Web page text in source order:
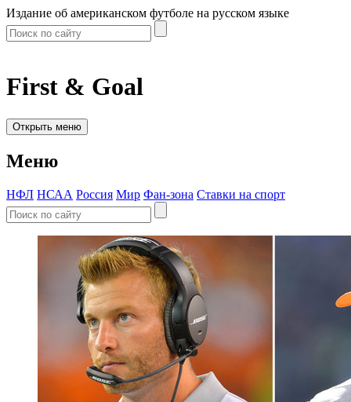
Издание об американском футболе на русском языке
First & Goal
Открыть меню
Меню
НФЛ НСАА Россия Мир Фан-зона Ставки на спорт